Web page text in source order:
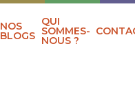
NOS
BLOGS
QUI
SOMMES-
NOUS ?